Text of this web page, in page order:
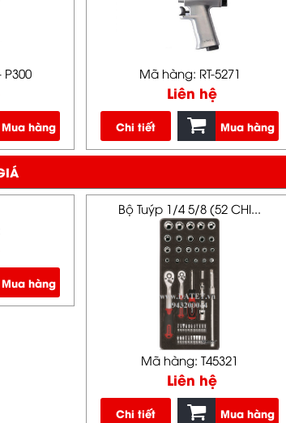
Mua hàng
Mã hàng: RT-5271
Liên hệ
Chi tiết Mua hàng
Mua hàng
Bộ Tuýp 1/4 5/8 (52 CHI...
Mã hàng: T45321
Liên hệ
Chi tiết Mua hàng